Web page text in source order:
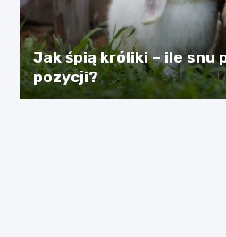
Jak śpią króliki – ile snu
pozycji?